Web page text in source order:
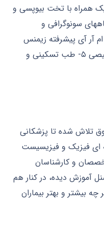
همراه با تخت بیوپسی و
سونوگرافی و
آر آی پیشرفته زیمنس
مدل Rt pro و دیگر تجهیزات تشخیصی ۵- طب تسکینی و
تلاش شده تا پزشکانی
ای فیزیک و فیزیسیست
و کارشناسان
آموزش دیده، در کنار هم
بیشتر و بهتر بیماران